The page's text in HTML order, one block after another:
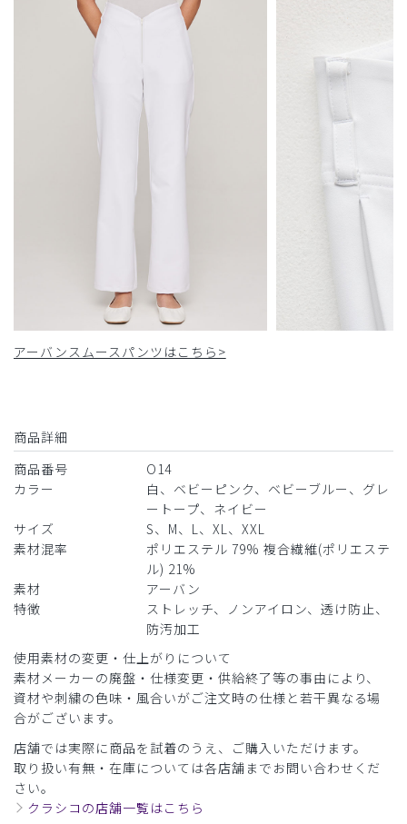
アーバンスムースパンツはこちら>
商品詳細
商品番号
O14
カラー
白、ベビーピンク、ベビーブルー、グレ
ートープ、ネイビー
サイズ
S、M、L、XL、XXL
素材混率
ポリエステル 79% 複合繊維(ポリエステ
ル) 21%
素材
アーバン
特徴
ストレッチ、ノンアイロン、透け防止、
防汚加工
使用素材の変更・仕上がりについて
素材メーカーの廃盤・仕様変更・供給終了等の事由により、
資材や刺繍の色味・風合いがご注文時の仕様と若干異なる場
合がございます。
店舗では実際に商品を試着のうえ、ご購入いただけます。
取り扱い有無・在庫については各店舗までお問い合わせくだ
さい。
クラシコの店舗一覧はこちら